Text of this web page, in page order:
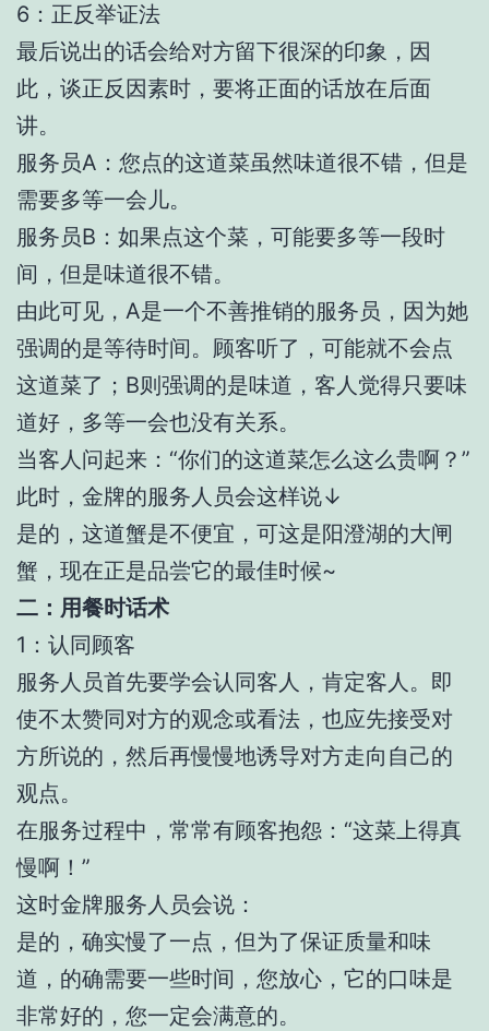
6：正反举证法
最后说出的话会给对方留下很深的印象，因
此，谈正反因素时，要将正面的话放在后面
讲。
服务员A：您点的这道菜虽然味道很不错，但是
需要多等一会儿。
服务员B：如果点这个菜，可能要多等一段时
间，但是味道很不错。
由此可见，A是一个不善推销的服务员，因为她
强调的是等待时间。顾客听了，可能就不会点
这道菜了；B则强调的是味道，客人觉得只要味
道好，多等一会也没有关系。
当客人问起来：“你们的这道菜怎么这么贵啊？”
此时，金牌的服务人员会这样说↓
是的，这道蟹是不便宜，可这是阳澄湖的大闸
蟹，现在正是品尝它的最佳时候~
二：用餐时话术
1：认同顾客
服务人员首先要学会认同客人，肯定客人。即
使不太赞同对方的观念或看法，也应先接受对
方所说的，然后再慢慢地诱导对方走向自己的
观点。
在服务过程中，常常有顾客抱怨：“这菜上得真
慢啊！”
这时金牌服务人员会说：
是的，确实慢了一点，但为了保证质量和味
道，的确需要一些时间，您放心，它的口味是
非常好的，您一定会满意的。